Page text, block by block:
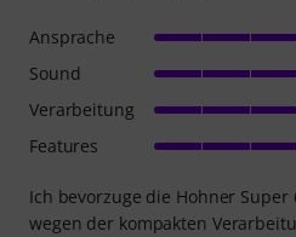
Ich bevorzuge die Hohner Super
wegen der kompakten
Ansprache
Sound
Verarbeitung
Features